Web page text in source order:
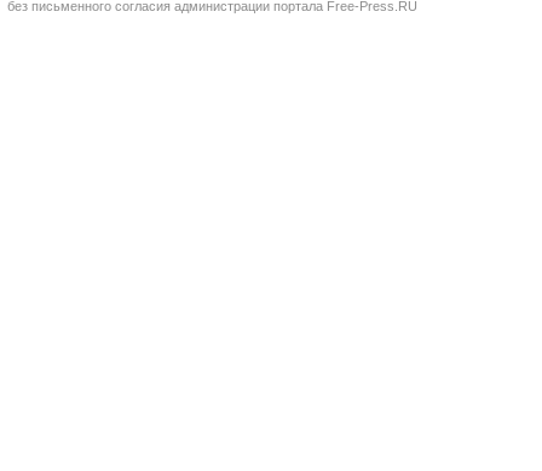
без письменного согласия администрации портала Free-Press.RU